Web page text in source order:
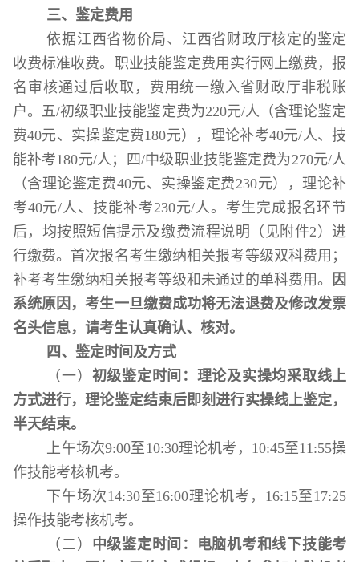
三、鉴定费用
依据江西省物价局、江西省财政厅核定的鉴定
收费标准收费。职业技能鉴定费用实行网上缴费，报
名审核通过后收取 ，费用统一缴入省财政厅非税账
户。 五/初级职业技能鉴定费为220元/人（含理论鉴定
费40元、实操鉴定费180元），理论补考40元/人、技
能补考180元/人； 四/中级职业技能鉴定费为270元/人
（含理论鉴定费40元、实操鉴定费230元），理论补
考40元/人、技能补考230元/人。 考生完成报名环节
后， 均按照短信提示及缴费流程说明（ 见附件2）进
行缴费。首次报名考生缴纳相关报考等级双科费用；
补考考生缴纳相关报考等级和未通过的单科费用。
因
系统原因，考生一旦缴费成功将无法退费及修改发票
名头信息，请考生认真确认、核对。
四、鉴定时间及方式
（一） 初级鉴定时间：理论及实操均采取线上
方式进行，理论鉴定结束后即刻进行实操线上鉴定，
半天结束。
上午场次9:00至 10:30理论机考， 10:45至11:55操
作技能考核机考。
下午场次14:30至16:00理论机考， 16:15至 17:25
操作技能考核机考。
（二） 中级鉴定时间：电脑机考和线下技能考